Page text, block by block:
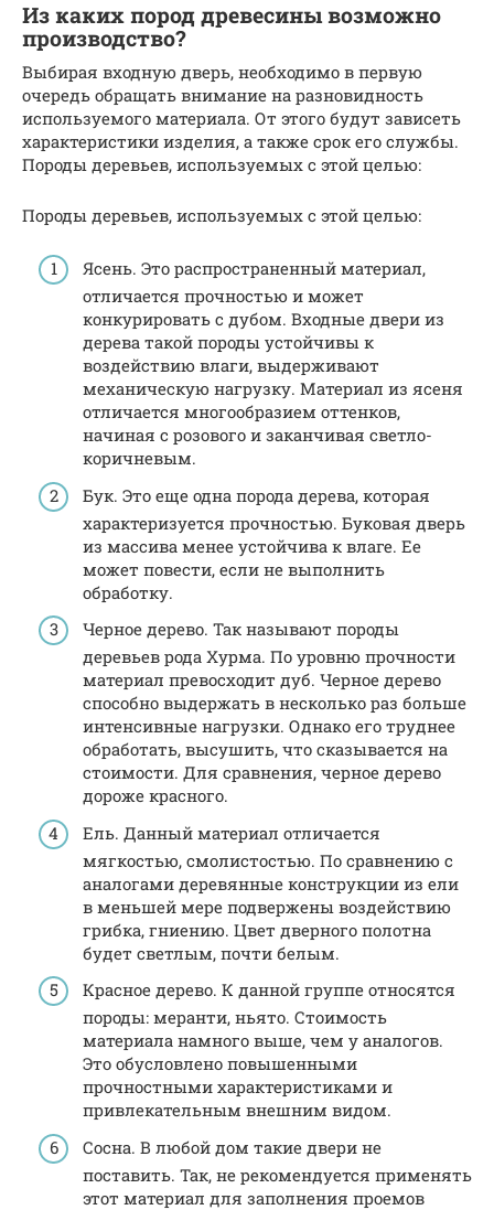
Из каких пород древесины возможно
производство?
Выбирая входную дверь, необходимо в первую
очередь обращать внимание на разновидность
используемого материала. От этого будут зависеть
характеристики изделия, а также срок его службы.
Породы деревьев, используемых с этой целью:
Породы деревьев, используемых с этой целью:
Ясень. Это распространенный материал,
отличается прочностью и может
конкурировать с дубом. Входные двери из
дерева такой породы устойчивы к
воздействию влаги, выдерживают
механическую нагрузку. Материал из ясеня
отличается многообразием оттенков,
начиная с розового и заканчивая светло-
коричневым.
Бук. Это еще одна порода дерева, которая
характеризуется прочностью. Буковая дверь
из массива менее устойчива к влаге. Ее
может повести, если не выполнить
обработку.
Черное дерево. Так называют породы
деревьев рода Хурма. По уровню прочности
материал превосходит дуб. Черное дерево
способно выдержать в несколько раз больше
интенсивные нагрузки. Однако его труднее
обработать, высушить, что сказывается на
стоимости. Для сравнения, черное дерево
дороже красного.
Ель. Данный материал отличается
мягкостью, смолистостью. По сравнению с
аналогами деревянные конструкции из ели
в меньшей мере подвержены воздействию
грибка, гниению. Цвет дверного полотна
будет светлым, почти белым.
Красное дерево. К данной группе относятся
породы: меранти, ньято. Стоимость
материала намного выше, чем у аналогов.
Это обусловлено повышенными
прочностными характеристиками и
привлекательным внешним видом.
Сосна. В любой дом такие двери не
поставить. Так, не рекомендуется применять
этот материал для заполнения проемов